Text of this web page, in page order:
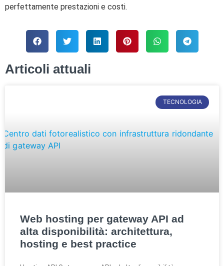
perfettamente prestazioni e costi.
Articoli attuali
TECNOLOGIA
Web hosting per gateway API ad
alta disponibilità: architettura,
hosting e best practice